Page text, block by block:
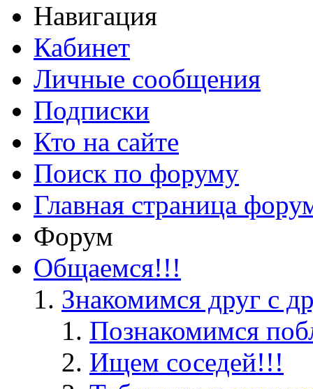
Навигация
Кабинет
Личные сообщения
Подписки
Кто на сайте
Поиск по форуму
Главная страница
Форум
Общаемся!!!
Знакомимся друг с
Познакомимся
Ищем соседей!!!